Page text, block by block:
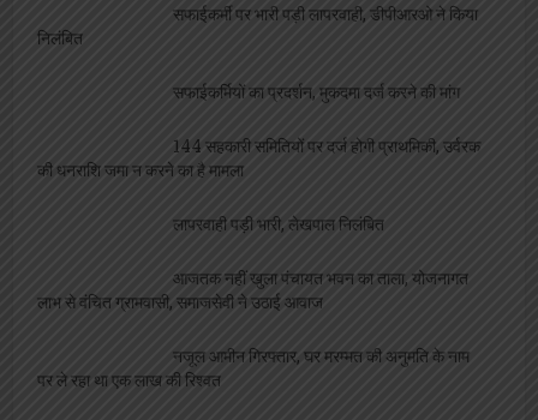
सफाईकर्मी पर भारी पड़ी लापरवाही, डीपीआरओ ने किया
निलंबित
सफाईकर्मियों का प्रदर्शन, मुकदमा दर्ज करने की मांग
144 सहकारी समितियों पर दर्ज होगी प्राथमिकी, उर्वरक
की धनराशि जमा न करने का है मामला
लापरवाही पड़ी भारी, लेखपाल निलंबित
आजतक नहीं खुला पंचायत भवन का ताला, योजनागत
लाभ से वंचित ग्रामवासी, समाजसेवी ने उठाई आवाज
नजूल आमीन गिरफ्तार, घर मरम्मत की अनुमति के नाम
पर ले रहा था एक लाख की रिश्वत